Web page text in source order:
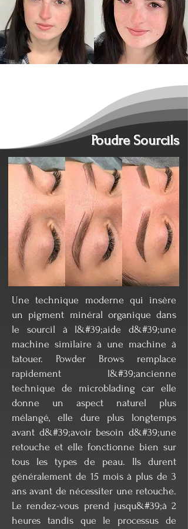
Une technique moderne qui insère
un pigment minéral organique dans
le sourcil à l&#39;aide d&#39;une
machine similaire à une machine à
tatouer. Powder Brows remplace
rapidement l&#39;ancienne
technique de microblading car elle
donne un aspect naturel plus
mélangé, elle dure plus longtemps
avant d&#39;avoir besoin d&#39;une
retouche et elle fonctionne bien sur
tous les types de peau. Ils durent
généralement de 15 mois à plus de 3
ans avant de nécessiter une retouche.
Le rendez-vous prend jusqu&#39;à 2
heures tandis que le processus de
Poudre Sourcils